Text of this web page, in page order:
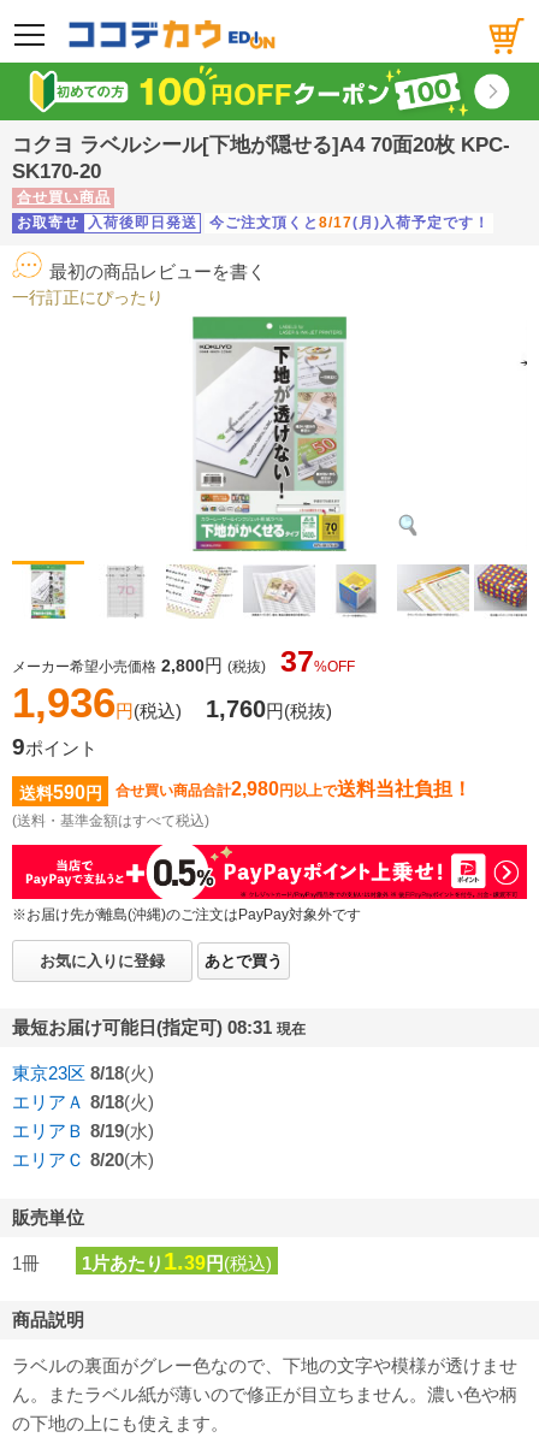
メニュー
コクヨ ラベルシール[下地が隠せる]A4 70面20枚 KPC-
SK170-20
合せ買い商品
お取寄せ
入荷後即日発送 今ご注文頂くと 8/17(月)入荷予定です！
最初の商品レビューを書く
一行訂正にぴったり
メーカー希望小売価格 2,800円 (税抜) 37%OFF
1,936円(税込) 1,760円(税抜)
9ポイント
送料590円 合せ買い商品合計2,980円以上で送料当社負担！
(送料・基準金額はすべて税込)
※お届け先が離島(沖縄)のご注文はPayPay対象外です
お気に入りに登録 あとで買う
最短お届け可能日(指定可) 08:31 現在
東京23区 8/18(火)
エリアＡ 8/18(火)
エリアＢ 8/19(水)
エリアＣ 8/20(木)
販売単位
1冊 1片あたり 1.39円(税込)
商品説明
ラベルの裏面がグレー色なので、下地の文字や模様が透けませ
ん。またラベル紙が薄いので修正が目立ちません。濃い色や柄
の下地の上にも使えます。